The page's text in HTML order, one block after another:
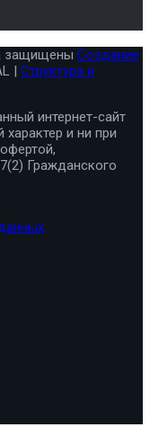
защищены Создание
| Структура и
интернет-сайт
и ни при
Гражданского